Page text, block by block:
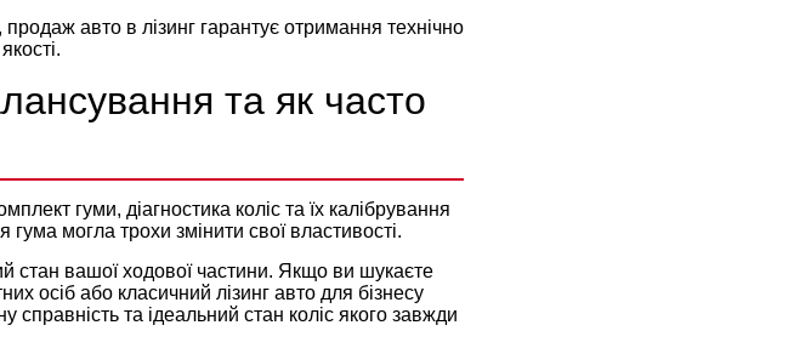
продаж авто в лізинг гарантує отримання технічно
та як часто
гуми, діагностика коліс та їх калібрування
могла трохи змінити свої властивості.
стан вашої ходової частини. Якщо ви шукаєте
осіб або класичний лізинг авто для бізнесу
справність та ідеальний стан коліс якого завжди